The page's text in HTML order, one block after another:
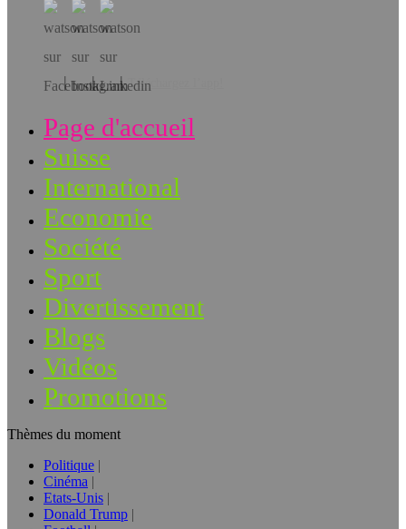
Téléchargez l’app!
Page d'accueil
Suisse
International
Economie
Société
Sport
Divertissement
Blogs
Vidéos
Promotions
Thèmes du moment
Politique
Cinéma
Etats-Unis
Donald Trump